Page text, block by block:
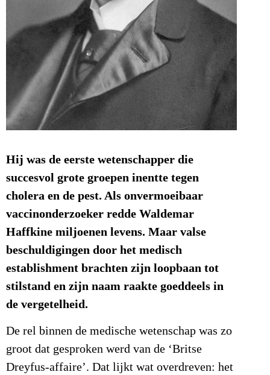
Hij was de eerste wetenschapper die
succesvol grote groepen inentte tegen
cholera en de pest. Als onvermoeibaar
vaccinonderzoeker redde Waldemar
Haffkine miljoenen levens. Maar valse
beschuldigingen door het medisch
establishment brachten zijn loopbaan tot
stilstand en zijn naam raakte goeddeels in
de vergetelheid.
De rel binnen de medische wetenschap was zo
groot dat gesproken werd van de ‘Britse
Dreyfus-affaire’. Dat lijkt wat overdreven: het